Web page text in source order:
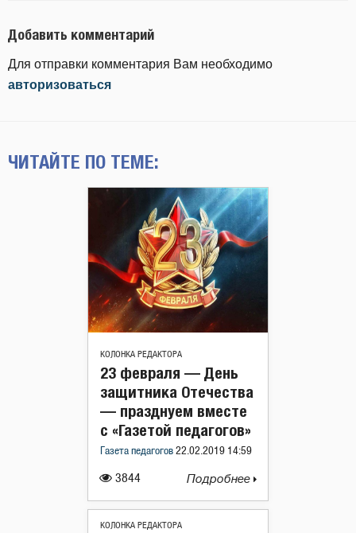
Добавить комментарий
Для отправки комментария Вам необходимо
авторизоваться
ЧИТАЙТЕ ПО ТЕМЕ:
КОЛОНКА РЕДАКТОРА
3844
23 февраля — День
защитника Отечества
— празднуем вместе
с «Газетой педагогов»
Газета педагогов 22.02.2019 14:59
Подробнее
КОЛОНКА РЕДАКТОРА